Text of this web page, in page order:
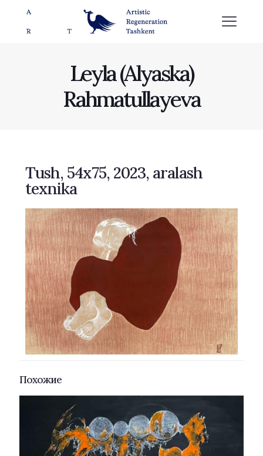
Leyla (Alyaska)
Rahmatullayeva
Tush, 54x75, 2023, aralash
texnika
Похожие